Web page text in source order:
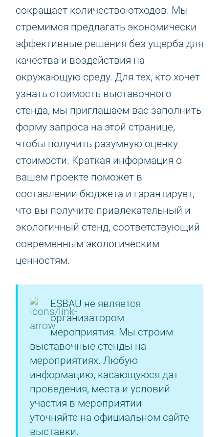
сокращает количество отходов. Мы
стремимся предлагать экономически
эффективные решения без ущерба для
качества и воздействия на
окружающую среду. Для тех, кто хочет
узнать стоимость выставочного
стенда, мы приглашаем вас заполнить
форму запроса на этой странице,
чтобы получить разумную оценку
стоимости. Краткая информация о
вашем проекте поможет в
составлении бюджета и гарантирует,
что вы получите привлекательный и
экологичный стенд, соответствующий
современным экологическим
ценностям.
ESBAU не является
организатором
мероприятия. Мы строим
выставочные стенды на
мероприятиях. Любую
информацию, касающуюся дат
проведения, места и условий
участия в мероприятии
уточняйте на официальном сайте
выставки.